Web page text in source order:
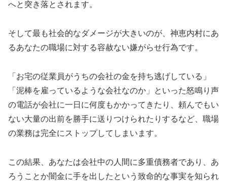
へと突き落とされます。
そして最も社会的なダメージが大きいのが、神恵内村にあ
るあなたの職場に対する容赦ない嫌がらせ行為です。
「お宅の従業員がうちの会社の金を持ち逃げしている」
「泥棒を雇っているような会社なのか」といった怒鳴り声
の電話が会社に一日に何度もかかってきたり、頼んでもい
ない大量の出前を勝手に送りつけられたりするなど、職場
の業務は完全にストップしてしまいます。
この結果、あなたは会社中の人間に多重債務者であり、あ
ろうことか闇金に手を出したという致命的な事実を知られ